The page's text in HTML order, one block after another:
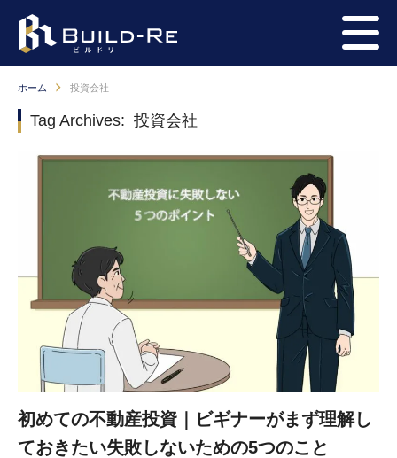
ホーム 投資会社
Tag Archives: 投資会社
初めての不動産投資｜ビギナーがまず理解し
ておきたい失敗しないための5つのこと